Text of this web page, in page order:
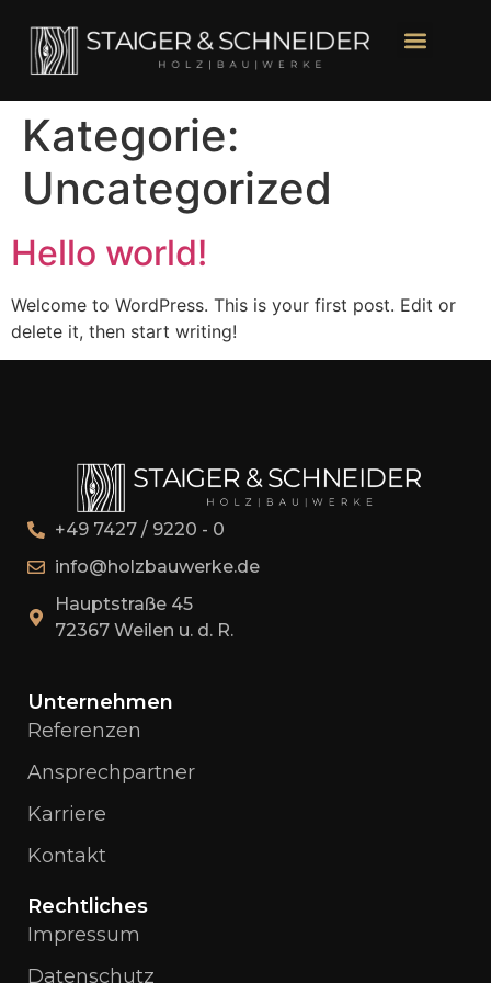
Kategorie:
Uncategorized
Hello world!
Welcome to WordPress. This is your first post. Edit or
delete it, then start writing!
+49 7427 / 9220 - 0
info@holzbauwerke.de
Hauptstraße 45
72367 Weilen u. d. R.
Unternehmen
Referenzen
Ansprechpartner
Karriere
Kontakt
Rechtliches
Impressum
Datenschutz